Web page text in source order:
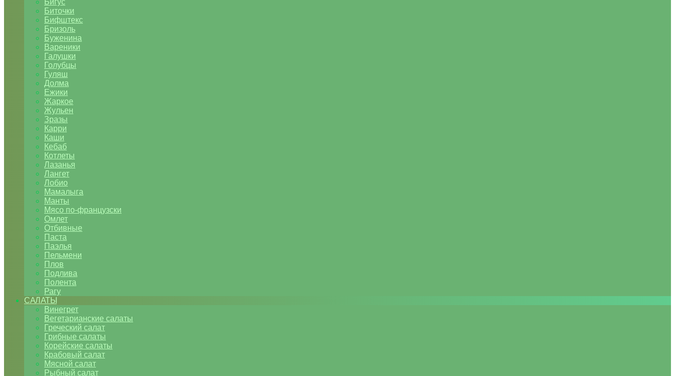
Бигус
Биточки
Бифштекс
Бризоль
Буженина
Вареники
Галушки
Голубцы
Гуляш
Долма
Ежики
Жаркое
Жульен
Зразы
Карри
Каши
Кебаб
Котлеты
Лазанья
Лангет
Лобио
Мамалыга
Манты
Мясо по-французски
Омлет
Отбивные
Паста
Паэлья
Пельмени
Плов
Подлива
Полента
Рагу
САЛАТЫ
Винегрет
Вегетарианские салаты
Греческий салат
Грибные салаты
Корейские салаты
Крабовый салат
Мясной салат
Рыбный салат